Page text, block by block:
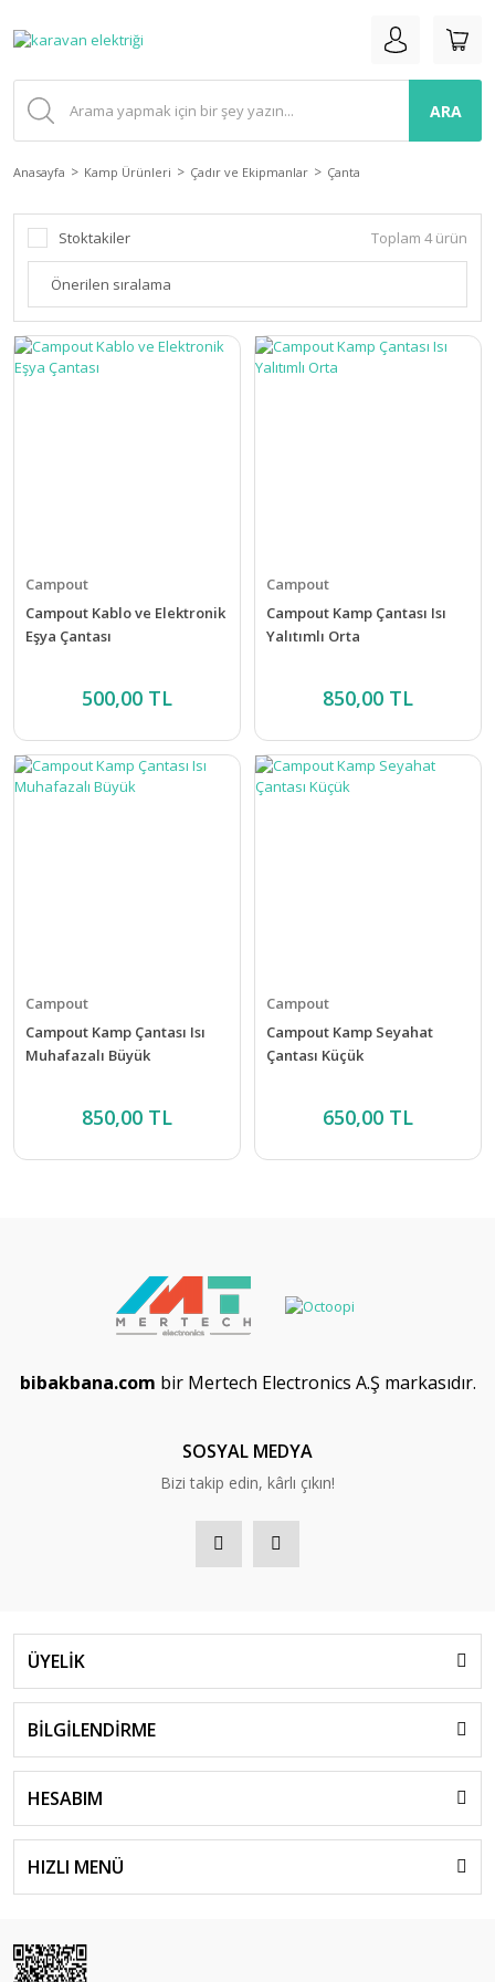
ARA
Anasayfa Kamp Ürünleri Çadır ve Ekipmanlar Çanta
Stoktakiler Toplam 4 ürün
Campout
Campout Kablo ve Elektronik
Eşya Çantası
500,00 TL
Campout
Campout Kamp Çantası Isı
Yalıtımlı Orta
850,00 TL
Campout
Campout Kamp Çantası Isı
Muhafazalı Büyük
850,00 TL
Campout
Campout Kamp Seyahat
Çantası Küçük
650,00 TL
bibakbana.com bir Mertech Electronics A.Ş markasıdır.
SOSYAL MEDYA
Bizi takip edin, kârlı çıkın!
ÜYELİK
BİLGİLENDİRME
HESABIM
HIZLI MENÜ